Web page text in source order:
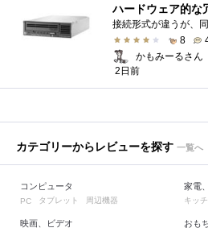
ハードウェア的な
8
かもみーるさん
2日前
カテゴリーからレビューを探す 一覧へ
コンピュータ
PC タブレット 周辺機器
映画、ビデオ
家電
キッ
おも